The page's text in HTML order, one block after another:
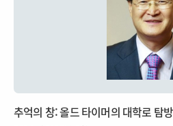
추억의 창: 올드 타이머의 대학로 탐